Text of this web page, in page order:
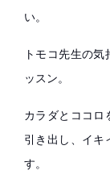
い。
トモコ先生の
ッスン。
カラダとココロ
引き出し、イキ
す。